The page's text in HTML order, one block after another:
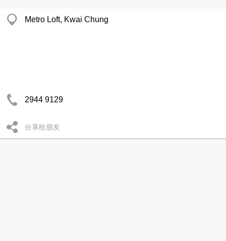
Metro Loft, Kwai Chung
2944 9129
分享给朋友